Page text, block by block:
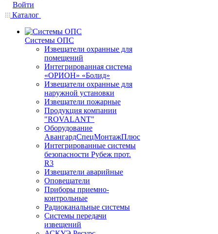
Войти
Каталог
Системы ОПС
Извещатели охранные для
помещений
Интегрированная система
«ОРИОН» «Болид»
Извещатели охранные для
наружной установки
Извещатели пожарные
Продукция компании
"ROVALANT"
Оборудование
АвангардСпецМонтажПлюс
Интегрированные системы
безопасности Рубеж прот.
R3
Извещатели аварийные
Оповещатели
Приборы приемно-
контрольные
Радиоканальные системы
Системы передачи
извещений